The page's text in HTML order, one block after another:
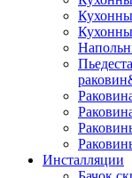
Инсталляции